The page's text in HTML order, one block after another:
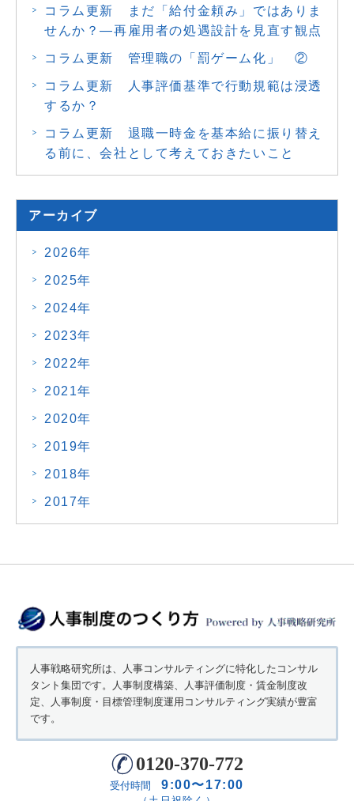
コラム更新 まだ「給付金頼み」ではありま
せんか？―再雇用者の処遇設計を見直す観点
コラム更新 管理職の「罰ゲーム化」 ②
コラム更新 人事評価基準で行動規範は浸透
するか？
コラム更新 退職一時金を基本給に振り替え
る前に、会社として考えておきたいこと
アーカイブ
2026年
2025年
2024年
2023年
2022年
2021年
2020年
2019年
2018年
2017年
人事戦略研究所は、人事コンサルティングに特化したコンサル
タント集団です。人事制度構築、人事評価制度・賃金制度改
定、人事制度・目標管理制度運用コンサルティング実績が豊富
です。
0120-370-772
受付時間 9:00〜17:00